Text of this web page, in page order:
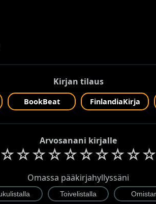
Kirjan tilaus
BookBeat FinlandiaKirja
Arvosanani kirjalle
☆☆☆☆☆☆☆☆☆☆
Omassa pääkirjahyllyssäni